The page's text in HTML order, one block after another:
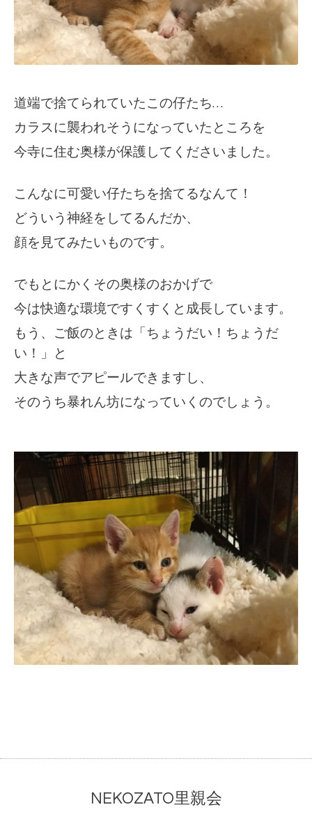
道端で捨てられていたこの仔たち…
カラスに襲われそうになっていたところを
今寺に住む奥様が保護してくださいました。
こんなに可愛い仔たちを捨てるなんて！
どういう神経をしてるんだか、
顔を見てみたいものです。
でもとにかくその奥様のおかげで
今は快適な環境ですくすくと成長しています。
もう、ご飯のときは「ちょうだい！ちょうだ
い！」と
大きな声でアピールできますし、
そのうち暴れん坊になっていくのでしょう。
NEKOZATO里親会